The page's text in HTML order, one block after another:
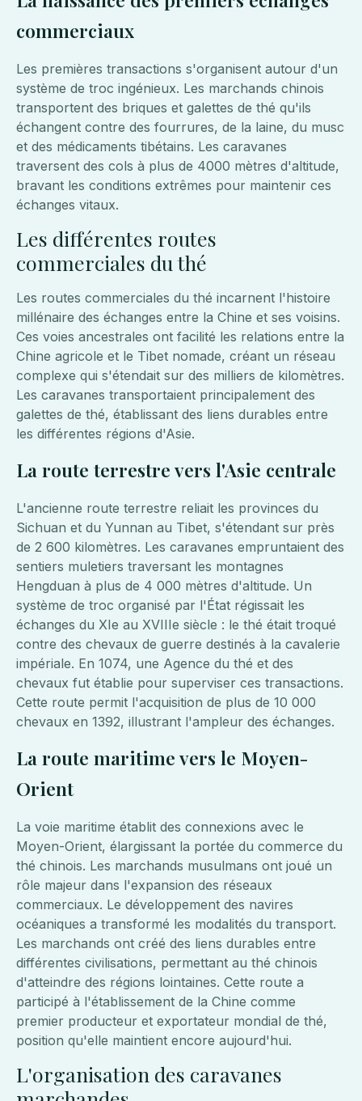
commerciaux
Les premières transactions s'organisent autour d'un
système de troc ingénieux. Les marchands chinois
transportent des briques et galettes de thé qu'ils
échangent contre des fourrures, de la laine, du musc
et des médicaments tibétains. Les caravanes
traversent des cols à plus de 4000 mètres d'altitude,
bravant les conditions extrêmes pour maintenir ces
échanges vitaux.
Les différentes routes
commerciales du thé
Les routes commerciales du thé incarnent l'histoire
millénaire des échanges entre la Chine et ses voisins.
Ces voies ancestrales ont facilité les relations entre la
Chine agricole et le Tibet nomade, créant un réseau
complexe qui s'étendait sur des milliers de kilomètres.
Les caravanes transportaient principalement des
galettes de thé, établissant des liens durables entre
les différentes régions d'Asie.
La route terrestre vers l'Asie centrale
L'ancienne route terrestre reliait les provinces du
Sichuan et du Yunnan au Tibet, s'étendant sur près
de 2 600 kilomètres. Les caravanes empruntaient des
sentiers muletiers traversant les montagnes
Hengduan à plus de 4 000 mètres d'altitude. Un
système de troc organisé par l'État régissait les
échanges du XIe au XVIIIe siècle : le thé était troqué
contre des chevaux de guerre destinés à la cavalerie
impériale. En 1074, une Agence du thé et des
chevaux fut établie pour superviser ces transactions.
Cette route permit l'acquisition de plus de 10 000
chevaux en 1392, illustrant l'ampleur des échanges.
La route maritime vers le Moyen-
Orient
La voie maritime établit des connexions avec le
Moyen-Orient, élargissant la portée du commerce du
thé chinois. Les marchands musulmans ont joué un
rôle majeur dans l'expansion des réseaux
commerciaux. Le développement des navires
océaniques a transformé les modalités du transport.
Les marchands ont créé des liens durables entre
différentes civilisations, permettant au thé chinois
d'atteindre des régions lointaines. Cette route a
participé à l'établissement de la Chine comme
premier producteur et exportateur mondial de thé,
position qu'elle maintient encore aujourd'hui.
L'organisation des caravanes